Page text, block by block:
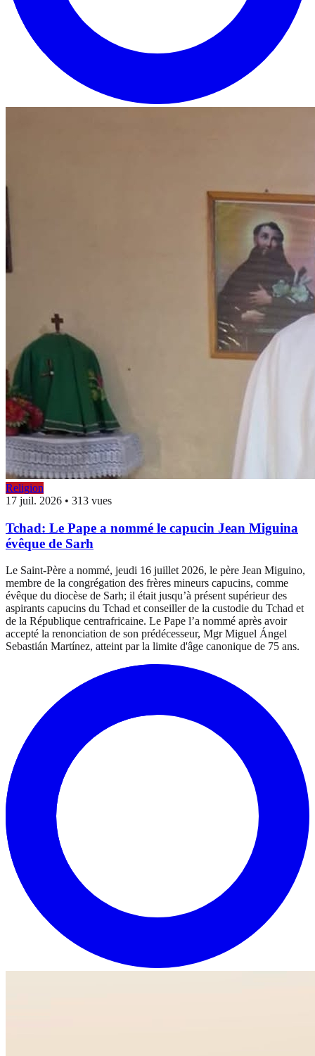
Religion
17 juil. 2026 • 313 vues
Tchad: Le Pape a nommé le capucin Jean Miguina
évêque de Sarh
Le Saint-Père a nommé, jeudi 16 juillet 2026, le père Jean Miguino,
membre de la congrégation des frères mineurs capucins, comme
évêque du diocèse de Sarh; il était jusqu’à présent supérieur des
aspirants capucins du Tchad et conseiller de la custodie du Tchad et
de la République centrafricaine. Le Pape l’a nommé après avoir
accepté la renonciation de son prédécesseur, Mgr Miguel Ángel
Sebastián Martínez, atteint par la limite d'âge canonique de 75 ans.